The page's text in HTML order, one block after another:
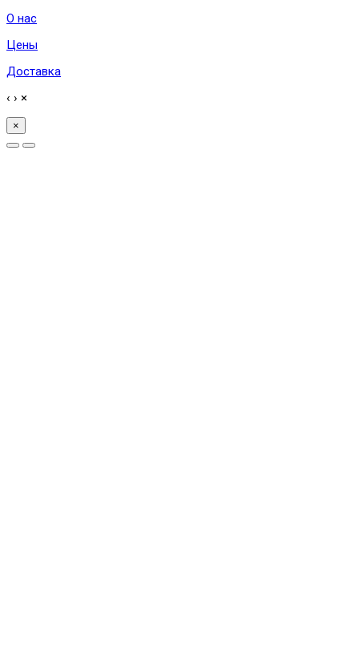
О нас
Цены
Доставка
‹ › ×
×